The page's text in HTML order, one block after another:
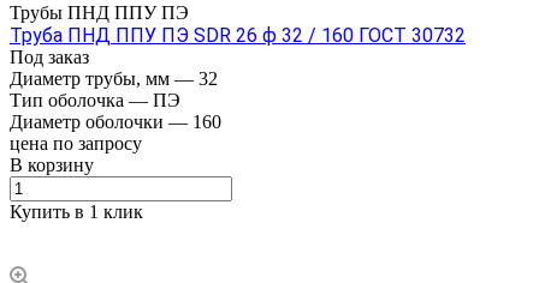
Трубы ПНД ППУ ПЭ
Труба ПНД ППУ ПЭ SDR 26 ф 32 / 160 ГОСТ 30732
Под заказ
Диаметр трубы, мм — 32
Тип оболочка — ПЭ
Диаметр оболочки — 160
цена по запросу
В корзину
Купить в 1 клик